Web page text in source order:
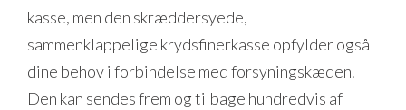
kasse, men den skræddersyede,
sammenklappelige krydsfinerkasse opfylder også
dine behov i forbindelse med forsyningskæden.
Den kan sendes frem og tilbage hundredvis af